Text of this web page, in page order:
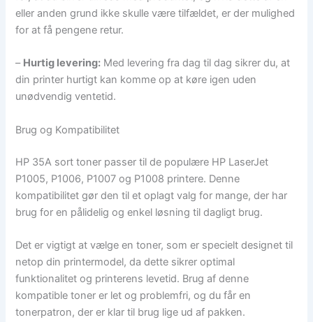
eller anden grund ikke skulle være tilfældet, er der mulighed
for at få pengene retur.
– Hurtig levering: Med levering fra dag til dag sikrer du, at
din printer hurtigt kan komme op at køre igen uden
unødvendig ventetid.
Brug og Kompatibilitet
HP 35A sort toner passer til de populære HP LaserJet
P1005, P1006, P1007 og P1008 printere. Denne
kompatibilitet gør den til et oplagt valg for mange, der har
brug for en pålidelig og enkel løsning til dagligt brug.
Det er vigtigt at vælge en toner, som er specielt designet til
netop din printermodel, da dette sikrer optimal
funktionalitet og printerens levetid. Brug af denne
kompatible toner er let og problemfri, og du får en
tonerpatron, der er klar til brug lige ud af pakken.